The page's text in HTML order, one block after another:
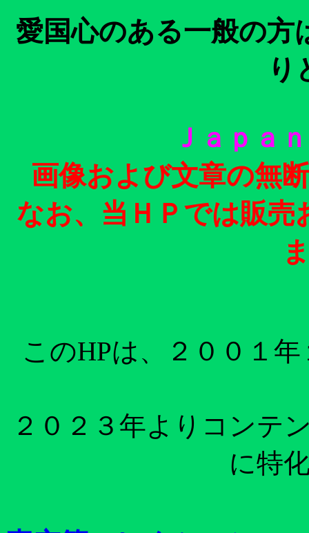
愛国心のある一般の方
り
Ｊａｐａ
画像および文章の無
なお、当ＨＰでは販売
このHPは、２００１
２０２３年よりコンテ
に特